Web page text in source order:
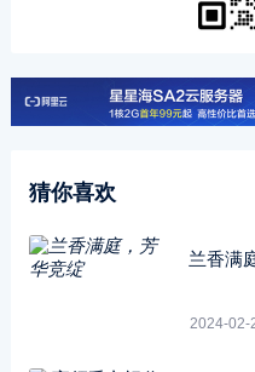
猜你喜欢
兰香满
2024-02-